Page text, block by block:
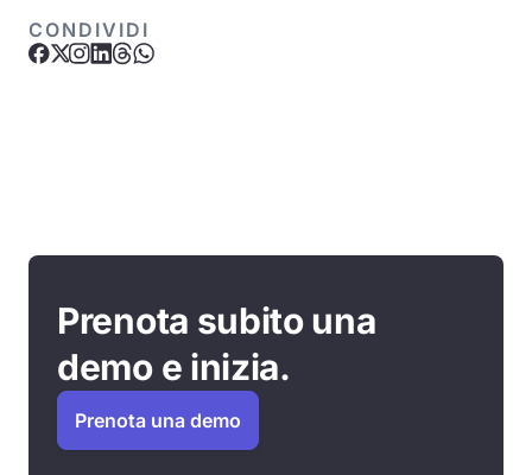
CONDIVIDI
Prenota subito una
demo e inizia.
Prenota una demo